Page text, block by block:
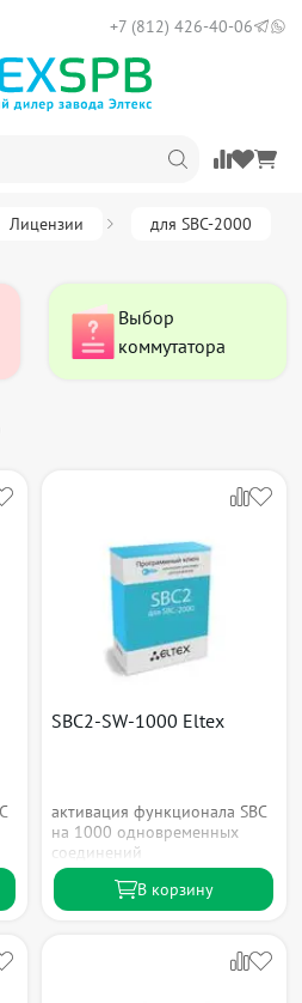
+7 (812) 426-40-06
Лицензии для SBC-2000
Выбор
коммутатора
SBC2-SW-1000 Eltex
активация функционала SBC
на 1000 одновременных
соединений
В корзину